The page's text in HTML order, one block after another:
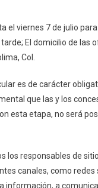
el viernes 7 de julio
El domicilio de las
Col.
es de carácter
que las y los
esta etapa, no será
responsables de
canales, como redes
información, a